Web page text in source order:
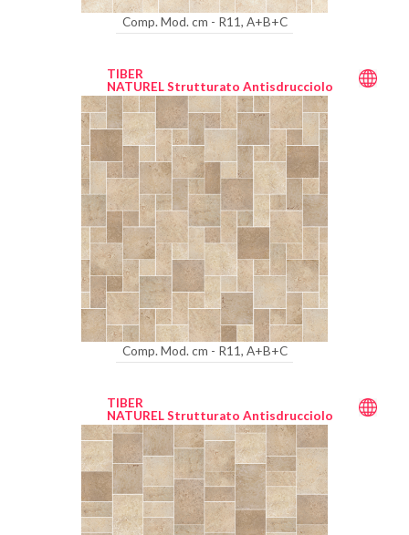
Comp. Mod. cm - R11, A+B+C
TIBER
NATUREL Strutturato Antisdrucciolo
Comp. Mod. cm - R11, A+B+C
TIBER
NATUREL Strutturato Antisdrucciolo